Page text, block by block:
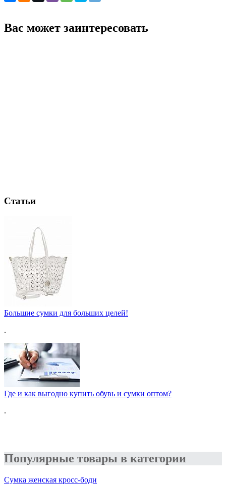
Вас может заинтересовать
Статьи
Большие сумки для больших целей!
.
Где и как выгодно купить обувь и сумки оптом?
.
Популярные товары в категории
Сумка женская кросс-боди